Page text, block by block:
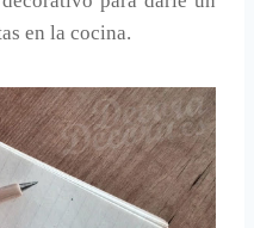
en la cocina.